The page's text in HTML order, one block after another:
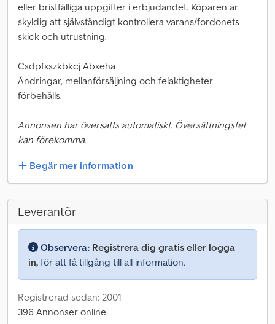
eller bristfälliga uppgifter i erbjudandet. Köparen är
skyldig att självständigt kontrollera varans/fordonets
skick och utrustning.
Csdpfxszkbkcj Abxeha
Ändringar, mellanförsäljning och felaktigheter
förbehålls.
Annonsen har översatts automatiskt. Översättningsfel
kan förekomma.
Begär mer information
Leverantör
Observera: Registrera dig gratis eller logga
in, för att få tillgång till all information.
Registrerad sedan: 2001
396 Annonser online